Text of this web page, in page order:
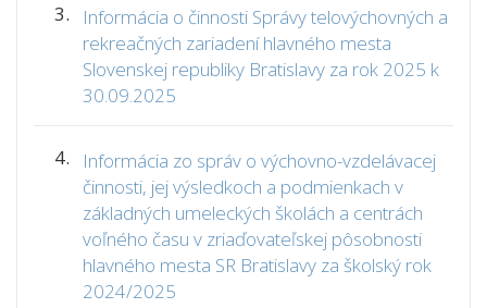
3.
Informácia o činnosti Správy telovýchovných a
rekreačných zariadení hlavného mesta
Slovenskej republiky Bratislavy za rok 2025 k
30.09.2025
4.
Informácia zo správ o výchovno-vzdelávacej
činnosti, jej výsledkoch a podmienkach v
základných umeleckých školách a centrách
voľného času v zriaďovateľskej pôsobnosti
hlavného mesta SR Bratislavy za školský rok
2024/2025